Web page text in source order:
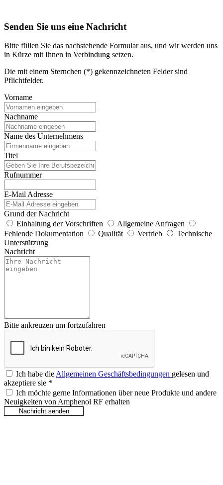
Senden Sie uns eine Nachricht
Bitte füllen Sie das nachstehende Formular aus, und wir werden uns
in Kürze mit Ihnen in Verbindung setzen.
Die mit einem Sternchen (*) gekennzeichneten Felder sind
Pflichtfelder.
Vorname
Nachname
Name des Unternehmens
Titel
Rufnummer
E-Mail Adresse
Grund der Nachricht
Einhaltung der Vorschriften
Allgemeine Anfragen
Fehlende Dokumentation
Qualität Vertrieb
Technische
Unterstützung
Nachricht
Bitte ankreuzen um fortzufahren
Ich habe dieAllgemeinen Geschäftsbedingungen gelesen und
akzeptiere sie *
Ich möchte gerne Informationen über neue Produkte und andere
Neuigkeiten von Amphenol RF erhalten